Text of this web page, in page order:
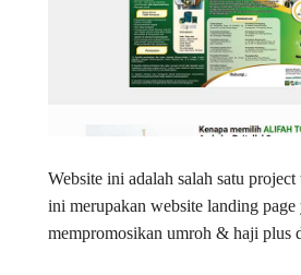
Website ini adalah salah satu
ini merupakan website landing page
mempromosikan umroh & haji plus